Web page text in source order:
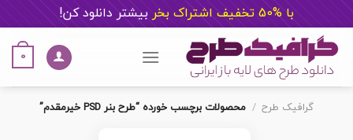
با %50 تخفیف اشتراک بخر بیشتر دانلود کن!
content
0
گرافیک طرح / محصولات برچسب خورده “طرح بنر PSD خیرمقدم”